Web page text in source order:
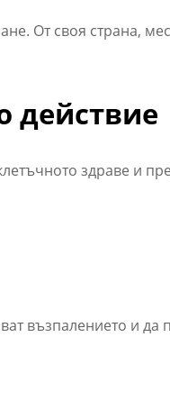
От своя страна,
действие
здраве и
възпалението и да